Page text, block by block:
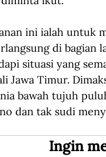
ini ialah untuk
di bagian
situasi yang
Jawa Timur.
bawah tujuh
dan tak sudi
Ingin